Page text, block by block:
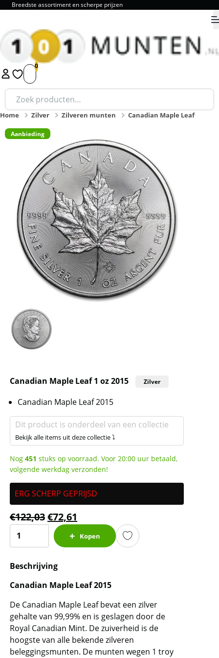
Breedste assortiment en scherpe prijzen
1 2 3 4 5 9.8
Zoeken
naar:
Home Zilver Zilveren munten Canadian Maple Leaf
Aanbieding
Canadian Maple Leaf 1 oz 2015 Zilver
Canadian Maple Leaf 2015
Dit product is onderdeel van een collectie
Bekijk alle items uit deze collectie ⤵
Nog 451 stuks op voorraad. Voor 20:00 uur betaald,
volgende werkdag verzonden!
ERG SCHERP GEPRIJSD
€122,03€72,61
Maple
1
2015
aantal
Kopen
Beschrijving
Canadian Maple Leaf 2015
De Canadian Maple Leaf bevat een zilver
gehalte van 99,99% en is geslagen door de
Royal Canadian Mint. De zuiverheid is de
hoogste van alle bekende zilveren
beleggingsmunten. De munten wegen 1 troy